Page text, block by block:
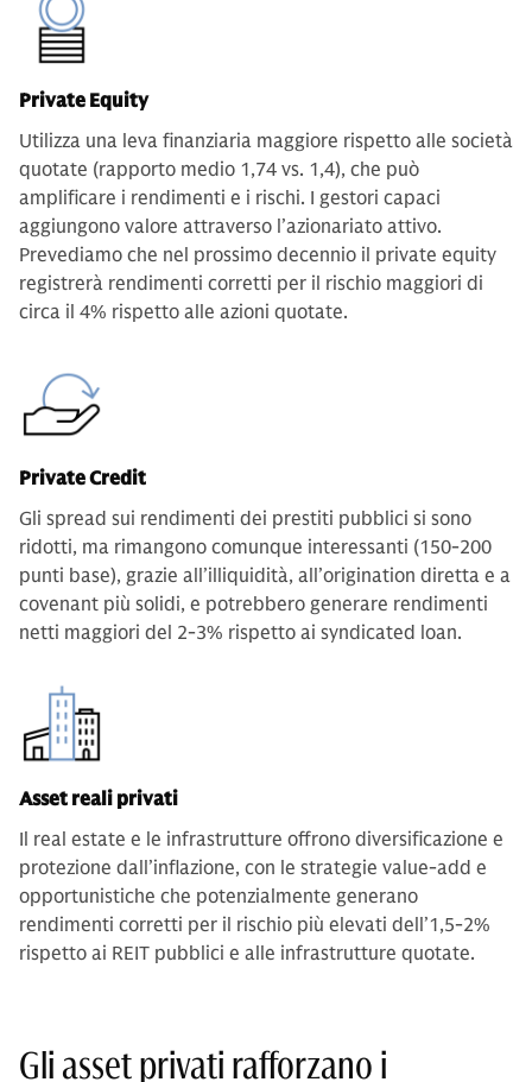
Private Equity
Utilizza una leva finanziaria maggiore rispetto alle società
quotate (rapporto medio 1,74 vs. 1,4), che può
amplificare i rendimenti e i rischi. I gestori capaci
aggiungono valore attraverso l’azionariato attivo.
Prevediamo che nel prossimo decennio il private equity
registrerà rendimenti corretti per il rischio maggiori di
circa il 4% rispetto alle azioni quotate.
Private Credit
Gli spread sui rendimenti dei prestiti pubblici si sono
ridotti, ma rimangono comunque interessanti (150-200
punti base), grazie all’illiquidità, all’origination diretta e a
covenant più solidi, e potrebbero generare rendimenti
netti maggiori del 2-3% rispetto ai syndicated loan.
Asset reali privati
Il real estate e le infrastrutture offrono diversificazione e
protezione dall’inflazione, con le strategie value-add e
opportunistiche che potenzialmente generano
rendimenti corretti per il rischio più elevati dell’1,5-2%
rispetto ai REIT pubblici e alle infrastrutture quotate.
Gli asset privati rafforzano i